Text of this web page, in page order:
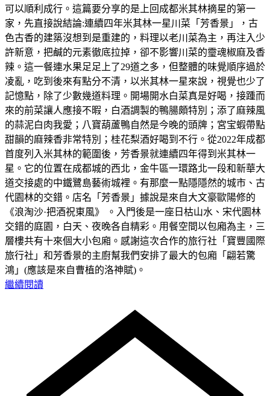
可以順利成行。這篇要分享的是上回成都米其林摘星的第一
家，先直接說結論:連續四年米其林一星川菜「芳香景」，古
色古香的建築沒想到是重建的，料理以老川菜為主，再注入少
許新意，把鹹的元素徹底拉掉，卻不影響川菜的𩆜魂椒麻及香
辣。這一餐連水果足足上了29道之多，但整體的味覺順序過於
凌亂，吃到後來有點分不清，以米其林一星來說，視覺也少了
記憶點，除了少數幾道料理。開場開水白菜真是好喝，接踵而
來的前菜讓人應接不暇，白酒調製的鴨腸頗特別；添了麻辣風
的蒜泥白肉我愛；八寶葫蘆鴨自然是今晚的頭牌；宮宝蝦帶點
甜韻的麻辣香非常特別；桂花梨酒好喝到不行。從2022年成都
首度列入米其林的範圍後，芳香景就連續四年得到米其林一
星。它的位置在成都城的西北，金牛區一環路北一段和新華大
道交接處的中鐵鷺島藝術城裡。有那麼一點隱隱然的城市、古
代園林的交錯。店名「芳香景」據說是來自大文豪歐陽修的
《浪淘沙·把酒祝東風》 。入門後是一座日枯山水、宋代園林
交錯的庭園，白天、夜晚各自精彩。用餐空間以包廂為主，三
層樓共有十來個大小包廂。感謝這次合作的旅行社「寶豐國際
旅行社」和芳香景的主廚幫我們安排了最大的包廂「翩若驚
鴻」(應該是來自曹植的洛神賦)。
繼續閱讀